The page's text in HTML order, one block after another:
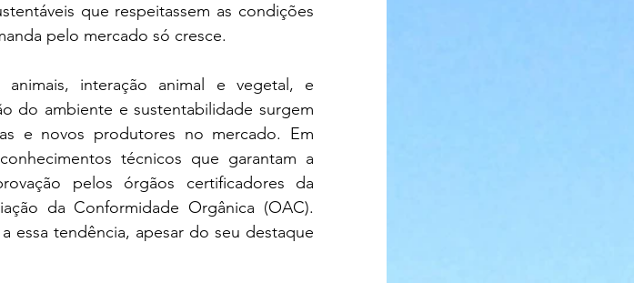
que respeitassem as condições
pelo mercado só cresce.
interação animal e vegetal, e
do ambiente e sustentabilidade surgem
e novos produtores no mercado. Em
técnicos que garantam a
pelos órgãos certificadores da
da Conformidade Orgânica (OAC).
essa tendência, apesar do seu destaque